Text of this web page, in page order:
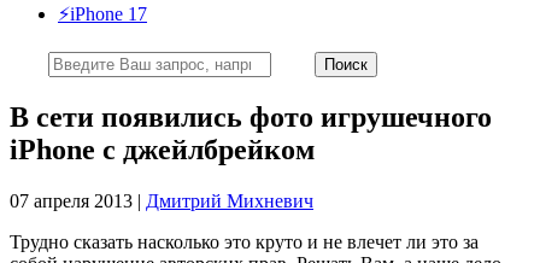
⚡️iPhone 17
В сети появились фото игрушечного
iPhone c джейлбрейком
07 апреля 2013 | Дмитрий Михневич
Трудно сказать насколько это круто и не влечет ли это за